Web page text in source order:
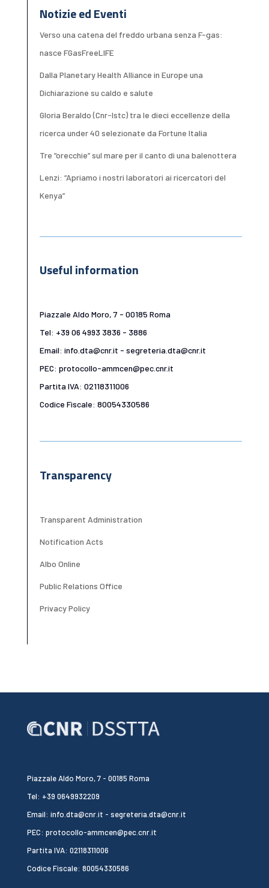
Notizie ed Eventi
Verso una catena del freddo urbana senza F-gas:
nasce FGasFreeLIFE
Dalla Planetary Health Alliance in Europe una
Dichiarazione su caldo e salute
Gloria Beraldo (Cnr-Istc) tra le dieci eccellenze della
ricerca under 40 selezionate da Fortune Italia
Tre “orecchie” sul mare per il canto di una balenottera
Lenzi: “Apriamo i nostri laboratori ai ricercatori del
Kenya”
Useful information
Piazzale Aldo Moro, 7 - 00185 Roma
Tel: +39 06 4993 3836 - 3886
Email: info.dta@cnr.it - segreteria.dta@cnr.it
PEC: protocollo-ammcen@pec.cnr.it
Partita IVA: 02118311006
Codice Fiscale: 80054330586
Transparency
Transparent Administration
Notification Acts
Albo Online
Public Relations Office
Privacy Policy
Piazzale Aldo Moro, 7 - 00185 Roma
Tel: +39 0649932209
Email: info.dta@cnr.it - segreteria.dta@cnr.it
PEC: protocollo-ammcen@pec.cnr.it
Partita IVA: 02118311006
Codice Fiscale: 80054330586